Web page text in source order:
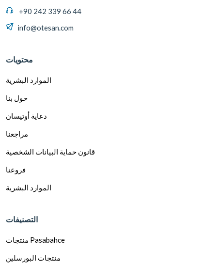
+90 242 339 66 44
info@otesan.com
محتويات
الموارد البشرية
حول بنا
دعاية أوتيسان
مراجعنا
قانون حماية البيانات الشخصية
فروعنا
الموارد البشرية
التصنيفات
منتجات Pasabahce
منتجات البورسلين